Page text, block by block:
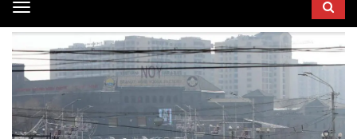
Toggle
navigation